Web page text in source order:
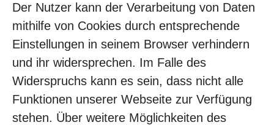
Der Nutzer kann der Verarbeitung von Daten
mithilfe von Cookies durch entsprechende
Einstellungen in seinem Browser verhindern
und ihr widersprechen. Im Falle des
Widerspruchs kann es sein, dass nicht alle
Funktionen unserer Webseite zur Verfügung
stehen. Über weitere Möglichkeiten des